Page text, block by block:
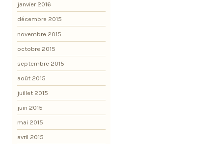
janvier 2016
décembre 2015
novembre 2015
octobre 2015
septembre 2015
août 2015
juillet 2015
juin 2015
mai 2015
avril 2015